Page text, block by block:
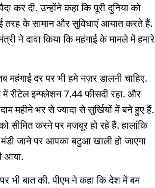
कर दी. उन्होंने कहा कि पूरी दुनिया को
तरह के सामान और सुविधाएं आयात करते हैं.
ने दावा किया कि महंगाई के मामले में हमारे
महंगाई दर पर भी हमे नज़र डालनी चाहिए.
रीटेल इन्फ्लेशन 7.44 फीसदी रहा. और
महीने भर से ज्यादा से सुर्खियों में बने हुए हैं.
सीमित करने पर मजबूर हो रहे हैं. हालांकि
जाने पर आपका बटुआ खाली हो जाएगा
आया.
भी बात की. पीएम ने कहा कि देश में बम